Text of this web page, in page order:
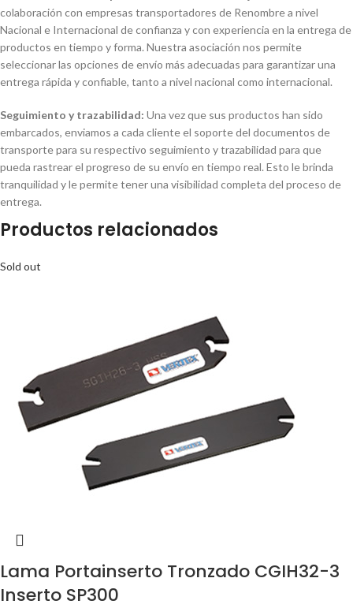
colaboración con empresas transportadores de Renombre a nivel
Nacional e Internacional de confianza y con experiencia en la entrega de
productos en tiempo y forma. Nuestra asociación nos permite
seleccionar las opciones de envío más adecuadas para garantizar una
entrega rápida y confiable, tanto a nivel nacional como internacional.
Seguimiento y trazabilidad: Una vez que sus productos han sido
embarcados, enviamos a cada cliente el soporte del documentos de
transporte para su respectivo seguimiento y trazabilidad para que
pueda rastrear el progreso de su envío en tiempo real. Esto le brinda
tranquilidad y le permite tener una visibilidad completa del proceso de
entrega.
Productos relacionados
Sold out
Lama Portainserto Tronzado CGIH32-3
Inserto SP300